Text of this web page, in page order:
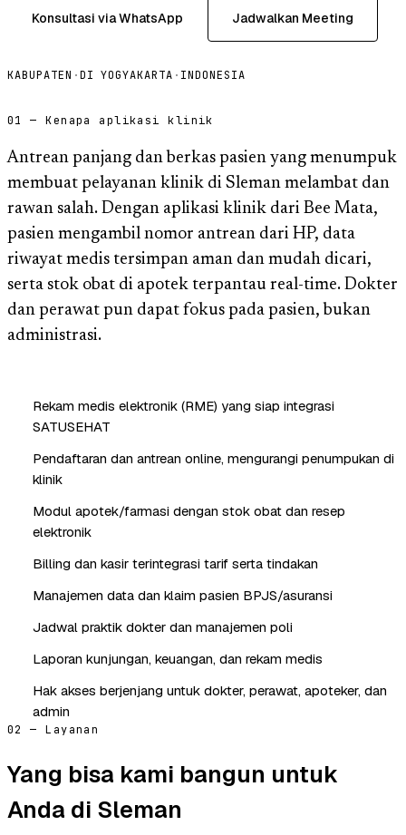
Konsultasi via WhatsApp Jadwalkan Meeting
KABUPATEN ·DI YOGYAKARTA · INDONESIA
01 — Kenapa aplikasi klinik
Antrean panjang dan berkas pasien yang menumpuk
membuat pelayanan klinik di Sleman melambat dan
rawan salah. Dengan aplikasi klinik dari Bee Mata,
pasien mengambil nomor antrean dari HP, data
riwayat medis tersimpan aman dan mudah dicari,
serta stok obat di apotek terpantau real-time. Dokter
dan perawat pun dapat fokus pada pasien, bukan
administrasi.
Rekam medis elektronik (RME) yang siap integrasi
SATUSEHAT
Pendaftaran dan antrean online, mengurangi penumpukan di
klinik
Modul apotek/farmasi dengan stok obat dan resep
elektronik
Billing dan kasir terintegrasi tarif serta tindakan
Manajemen data dan klaim pasien BPJS/asuransi
Jadwal praktik dokter dan manajemen poli
Laporan kunjungan, keuangan, dan rekam medis
Hak akses berjenjang untuk dokter, perawat, apoteker, dan
admin
02 — Layanan
Yang bisa kami bangun untuk
Anda di Sleman